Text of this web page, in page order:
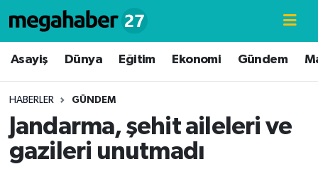
Asayiş Dünya Eğitim Ekonomi Gündem
HABERLER GÜNDEM
Jandarma, şehit aileleri ve
gazileri unutmadı
Hava Durumu
Süper Lig Puan Durumu ve Fikstür
Tüm Manşetler